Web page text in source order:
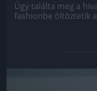
Úgy találta meg a
fashionbe öltöztetik